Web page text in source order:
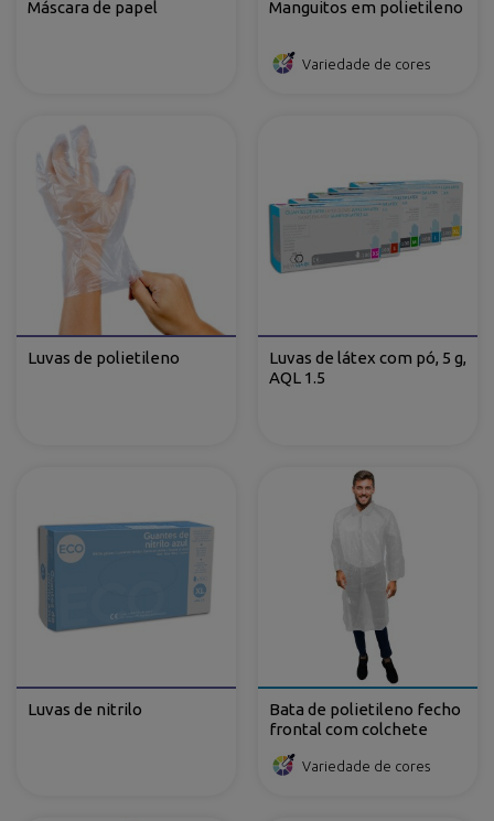
Máscara de papel Manguitos em polietileno
Variedade de cores
Luvas de polietileno
Luvas de látex com pó, 5 g,
AQL 1.5
Luvas de nitrilo
Bata de polietileno fecho
frontal com colchete
Variedade de cores